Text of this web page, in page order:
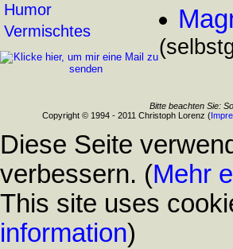
Humor
Vermischtes
Bitte beachten Sie:
Copyright © 1994 - 2011 Christoph Lorenz (
Diese Seite
verbessern. (Mehr
This site uses
information)